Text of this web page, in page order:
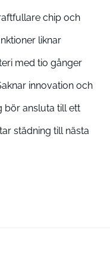
chip och
liknar
med tio gånger
innovation och
bör ansluta till ett
städning till nästa